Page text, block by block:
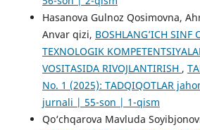
Hasanova Gulnoz Qosimovna,
Anvar qizi, BOSHLАNGʼICH SINF
TEXNOLOGIK
VOSITАSIDА RIVOJLАNTIRISH ,
No. 1 (2025): TADQIQOTLAR
jurnali | 55-son | 1-qism
Qo‘chqarova Mavluda